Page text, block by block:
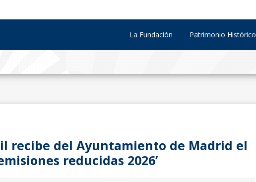
La Fundación Patrimonio Histórico
recibe del Ayuntamiento de Madrid el
reducidas 2026’